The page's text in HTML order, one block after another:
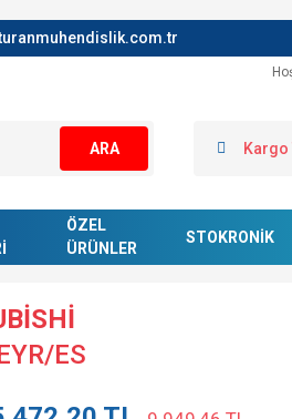
ARA Kargo
ÖZEL
ÜRÜNLER
STOKRONİK
ES